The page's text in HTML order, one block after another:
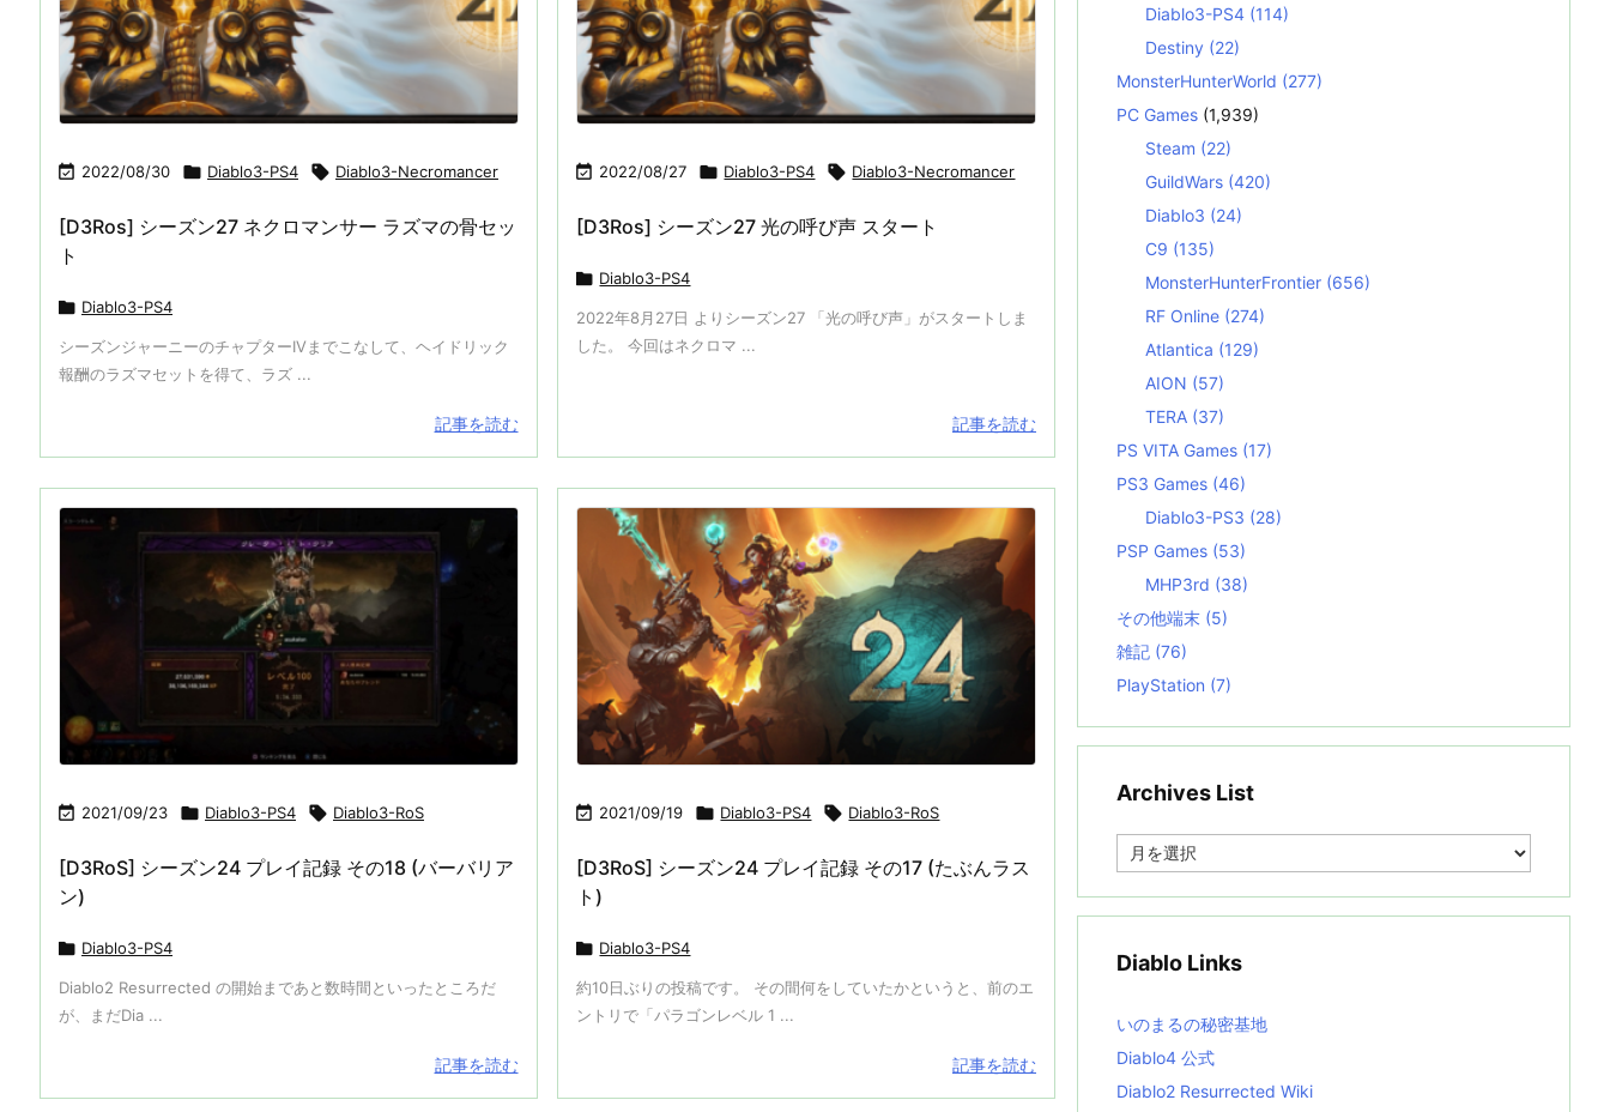
 2022/08/30  Diablo3-PS4  Diablo3-Necromancer
[D3Ros] シーズン27 ネクロマンサー ラズマの骨セッ
ト
 Diablo3-PS4
シーズンジャーニーのチャプターIVまでこなして、ヘイドリック
報酬のラズマセットを得て、ラズ ...
記事を読む
 2022/08/27  Diablo3-PS4  Diablo3-Necromancer
[D3Ros] シーズン27 光の呼び声 スタート
 Diablo3-PS4
2022年8月27日 よりシーズン27 「光の呼び声」がスタートしま
した。 今回はネクロマ ...
記事を読む
 2021/09/23  Diablo3-PS4  Diablo3-RoS
[D3RoS] シーズン24 プレイ記録 その18 (バーバリア
ン)
 Diablo3-PS4
Diablo2 Resurrected の開始まであと数時間といったところだ
が、まだDia ...
記事を読む
 2021/09/19  Diablo3-PS4  Diablo3-RoS
[D3RoS] シーズン24 プレイ記録 その17 (たぶんラス
ト)
 Diablo3-PS4
約10日ぶりの投稿です。 その間何をしていたかというと、前のエ
ントリで「パラゴンレベル 1 ...
記事を読む
Diablo3-PS4 (114)
Destiny (22)
MonsterHunterWorld (277)
PC Games (1,939)
Steam (22)
GuildWars (420)
Diablo3 (24)
C9 (135)
MonsterHunterFrontier (656)
RF Online (274)
Atlantica (129)
AION (57)
TERA (37)
PS VITA Games (17)
PS3 Games (46)
Diablo3-PS3 (28)
PSP Games (53)
MHP3rd (38)
その他端末 (5)
雑記 (76)
PlayStation (7)
Archives List
e
i
s
t
Diablo Links
いのまるの秘密基地
Diablo4 公式
Diablo2 Resurrected Wiki